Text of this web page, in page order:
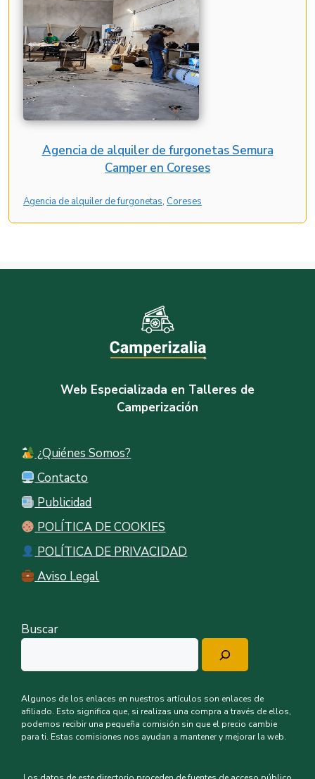
Agencia de alquiler de furgonetas Semura
Camper en Coreses
Agencia de alquiler de furgonetas, Coreses
Web Especializada en Talleres de
Camperización
¿Quiénes Somos?
Contacto
Publicidad
POLÍTICA DE COOKIES
POLÍTICA DE PRIVACIDAD
Aviso Legal
Buscar
Algunos de los enlaces en nuestros artículos son enlaces de
afiliado. Esto significa que, si realizas una compra a través de ellos,
podemos recibir una pequeña comisión sin que el precio cambie
para ti. Estas comisiones nos ayudan a mantener y mejorar la web.